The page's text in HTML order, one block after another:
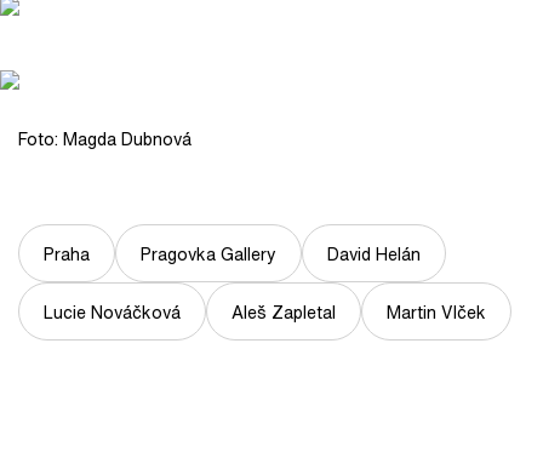
Foto: Magda Dubnová
Praha Pragovka Gallery David Helán
Lucie Nováčková Aleš Zapletal Martin Vlček